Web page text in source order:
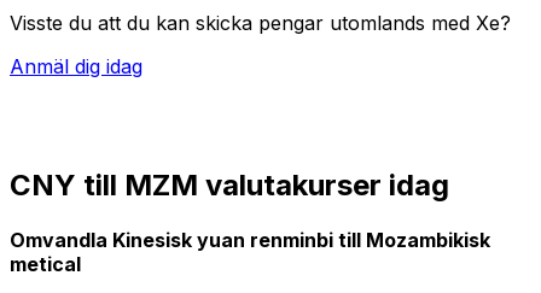
Visste du att du kan skicka pengar utomlands med Xe?
Anmäl dig idag
CNY till MZM valutakurser idag
Omvandla Kinesisk yuan renminbi till Mozambikisk
metical